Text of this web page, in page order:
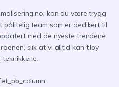
kan du være trygg
pålitelig team som er dedikert til
med de nyeste trendene
slik at vi alltid kan tilby